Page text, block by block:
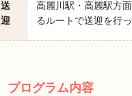
送
迎
高麗川駅・高麗駅方
るルートで送迎を行っ
プログラム内容